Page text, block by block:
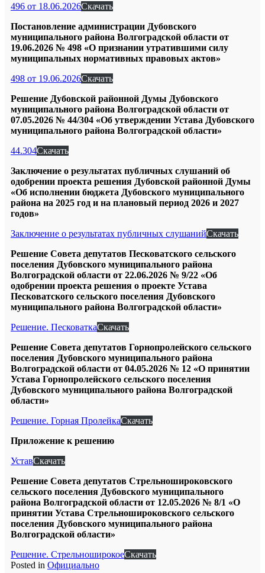
496 от 18.06.2026Скачать
Постановление администрации Дубовского
муниципального района Волгоградской области от
19.06.2026 № 498 «О признании утратившими силу
муниципальных нормативных правовых актов»
498 от 19.06.2026Скачать
Решение Дубовской районной Думы Дубовского
муниципального района Волгоградской области от
07.05.2026 № 44/304 «Об утверждении Устава Дубовского
муниципального района Волгоградской области»
44.304Скачать
Заключение о результатах публичных слушаний об
одобрении проекта решения Дубовской районной Думы
«Об исполнении бюджета Дубовского муниципального
района на 2025 год и на плановый период 2026 и 2027
годов»
Заключение о результатах публичных слушанийСкачать
Решение Совета депутатов Песковатского сельского
поселения Дубовского муниципального района
Волгоградской области от 22.06.2026 № 9/22 «Об
одобрении проекта решения о проекте Устава
Песковатского сельского поселения Дубовского
муниципального района Волгоградской области»
Решение. ПесковаткаСкачать
Решение Совета депутатов Горнопролейского сельского
поселения Дубовского муниципального района
Волгоградской области от 04.05.2026 № 12 «О принятии
Устава Горнопролейского сельского поселения
Дубовского муниципального района Волгоградской
области»
Решение. Горная ПролейкаСкачать
Приложение к решению
УставСкачать
Решение Совета депутатов Стрельношироковского
сельского поселения Дубовского муниципального
района Волгоградской области от 12.05.2026 № 8/1 «О
принятии Устава Стрельношироковского сельского
поселения Дубовского муниципального района
Волгоградской области»
Решение. СтрельноширокоеСкачать
Posted in Официально